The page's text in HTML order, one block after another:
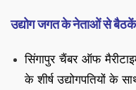
उद्योग जगत के नेताओं से बैठकें
सिंगापुर चैंबर ऑफ
के शीर्ष उद्योगपतियों के